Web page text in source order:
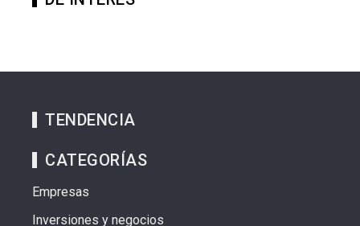
TENDENCIA
CATEGORÍAS
Empresas
Inversiones y negocios